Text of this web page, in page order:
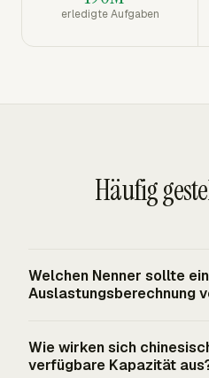
erledigte Aufgaben
Häufig
Welchen Nenner sollte
Auslastungsberechnung
Eine Bruttosicht kann 2.080
Wie wirken sich
verfügbare Kapazität